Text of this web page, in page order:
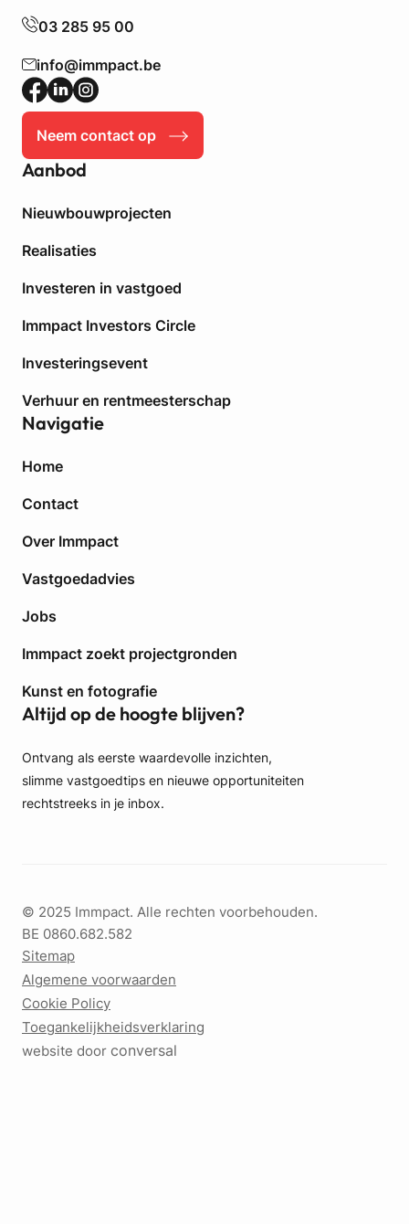
03 285 95 00
info@immpact.be
Neem contact op
Aanbod
Nieuwbouwprojecten
Realisaties
Investeren in vastgoed
Immpact Investors Circle
Investeringsevent
Verhuur en rentmeesterschap
Navigatie
Home
Contact
Over Immpact
Vastgoedadvies
Jobs
Immpact zoekt projectgronden
Kunst en fotografie
Altijd op de hoogte blijven?
Ontvang als eerste waardevolle inzichten,
slimme vastgoedtips en nieuwe opportuniteiten
rechtstreeks in je inbox.
© 2025 Immpact. Alle rechten voorbehouden.
BE 0860.682.582
Sitemap
Algemene voorwaarden
Cookie Policy
Toegankelijkheidsverklaring
website door conversal